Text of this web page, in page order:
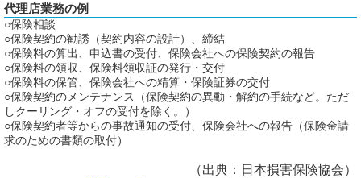
代理店業務の例
○保険相談
○保険契約の勧誘（契約内容の設計）、締結
○保険料の算出、申込書の受付、保険会社への保険契約の報告
○保険料の領収、保険料領収証の発行・交付
○保険料の保管、保険会社への精算・保険証券の交付
○保険契約のメンテナンス（保険契約の異動・解約の手続など。ただ
しクーリング・オフの受付を除く。）
○保険契約者等からの事故通知の受付、保険会社への報告（保険金請
求のための書類の取付）
（出典：日本損害保険協会）